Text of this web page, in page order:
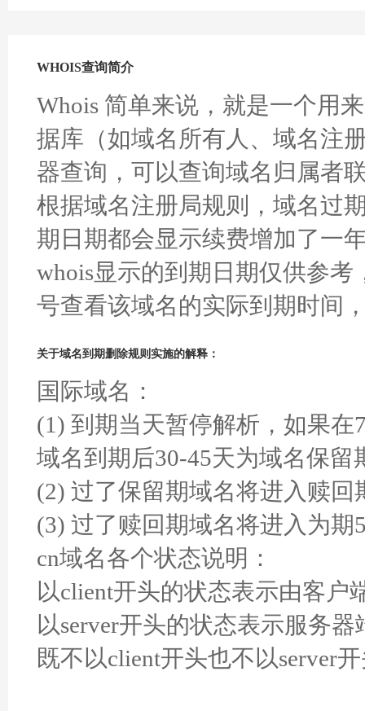
WHOIS查询简介
Whois 简单来说，就是一个用
据库（如域名所有人、域名注
器查询，可以查询域名归属者
根据域名注册局规则，域名过
期日期都会显示续费增加了一
whois显示的到期日期仅供参
号查看该域名的实际到期时间
关于域名到期删除规则实施的解释：
国际域名：
(1) 到期当天暂停解析，如果
域名到期后30-45天为域名保
(2) 过了保留期域名将进入赎回
(3) 过了赎回期域名将进入为
cn域名各个状态说明：
以client开头的状态表示由客户
以server开头的状态表示服务
既不以client开头也不以server